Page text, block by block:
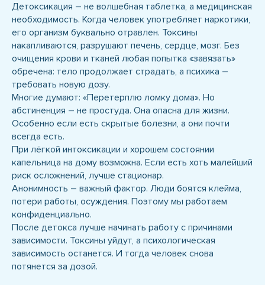
Детоксикация – не волшебная таблетка, а медицинская
необходимость. Когда человек употребляет наркотики,
его организм буквально отравлен. Токсины
накапливаются, разрушают печень, сердце, мозг. Без
очищения крови и тканей любая попытка «завязать»
обречена: тело продолжает страдать, а психика –
требовать новую дозу.
Многие думают: «Перетерплю ломку дома». Но
абстиненция – не простуда. Она опасна для жизни.
Особенно если есть скрытые болезни, а они почти
всегда есть.
При лёгкой интоксикации и хорошем состоянии
капельница на дому возможна. Если есть хоть малейший
риск осложнений, лучше стационар.
Анонимность – важный фактор. Люди боятся клейма,
потери работы, осуждения. Поэтому мы работаем
конфиденциально.
После детокса лучше начинать работу с причинами
зависимости. Токсины уйдут, а психологическая
зависимость останется. И тогда человек снова
потянется за дозой.